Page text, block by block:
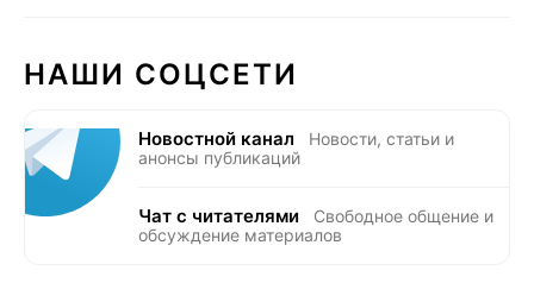
НАШИ СОЦСЕТИ
Новостной канал
Новости, статьи и
анонсы публикаций
Чат с читателями
Свободное общение и
обсуждение материалов